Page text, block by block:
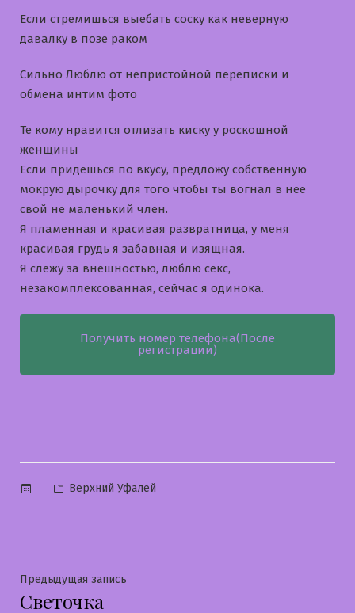
Если стремишься выебать соску как неверную
давалку в позе раком
Сильно Люблю от непристойной переписки и
обмена интим фото
Те кому нравится отлизать киску у роскошной
женщины
Если придешься по вкусу, предложу собственную
мокрую дырочку для того чтобы ты вогнал в нее
свой не маленький член.
Я пламенная и красивая развратница, у меня
красивая грудь я забавная и изящная.
Я слежу за внешностью, люблю секс,
незакомплексованная, сейчас я одинока.
Получить номер телефона(После
регистрации)
Опубликовано
Верхний Уфалей
Навигация
Предыдущая запись
Светочка